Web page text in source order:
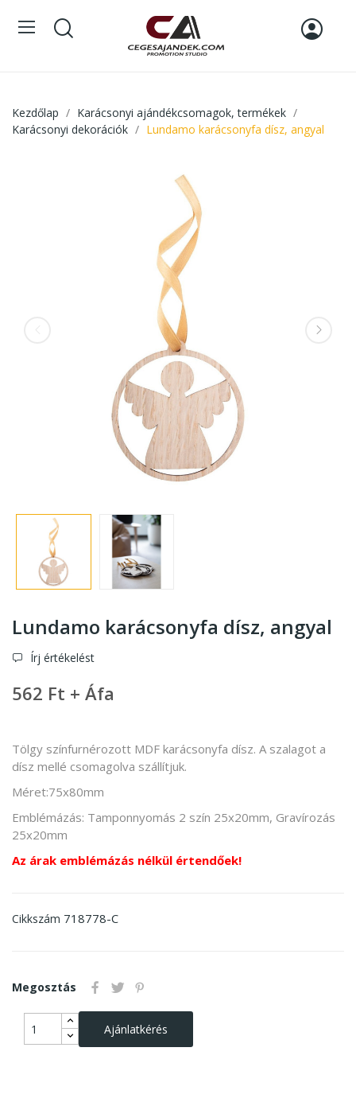
Kezdőlap
Karácsonyi ajándékcsomagok, termékek
Karácsonyi dekorációk
Lundamo karácsonyfa dísz, angyal
Lundamo karácsonyfa dísz, angyal
Írj értékelést
562 Ft + Áfa
Tölgy színfurnérozott MDF karácsonyfa dísz. A szalagot a
dísz mellé csomagolva szállítjuk.
Méret:75x80mm
Emblémázás: Tamponnyomás 2 szín 25x20mm, Gravírozás
25x20mm
Az árak emblémázás nélkül értendőek!
Cikkszám 718778-C
Megosztás
Ajánlatkérés